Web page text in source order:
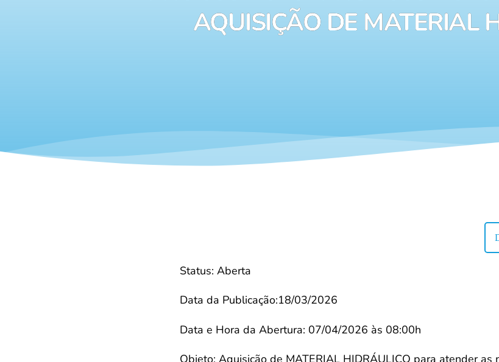
AQUISIÇÃO DE MATERIAL
Status: Aberta
Data da Publicação:18/03/2026
Data e Hora da Abertura: 07/04/2026 às 08:00h
Objeto: Aquisição de MATERIAL HIDRÁULICO para atender as